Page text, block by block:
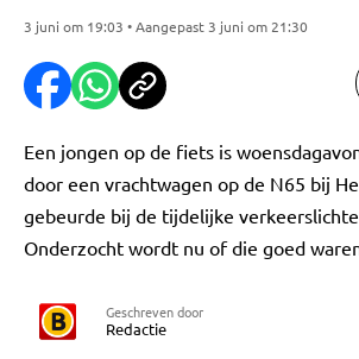
3 juni om 19:03 • Aangepast 3 juni om 21:30
Een jongen op de fiets is
door een vrachtwagen op de N65 bij
gebeurde bij de tijdelijke
Onderzocht wordt nu of die goed
Geschreven door
Redactie